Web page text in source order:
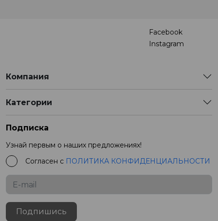
Facebook
Instagram
Компания
Категории
Подписка
Узнай первым о наших предложениях!
Согласен с ПОЛИТИКА КОНФИДЕНЦИАЛЬНОСТИ
Подпишись